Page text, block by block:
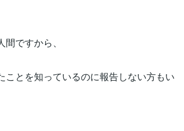
ですから、
ことを知っているのに報告しない方もい